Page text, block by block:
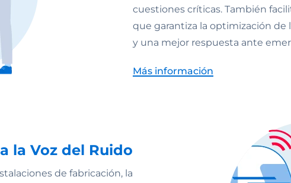
cuestiones críticas. También
que garantiza la optimización de
y una mejor respuesta ante
Más información
la Voz del Ruido
de fabricación, la